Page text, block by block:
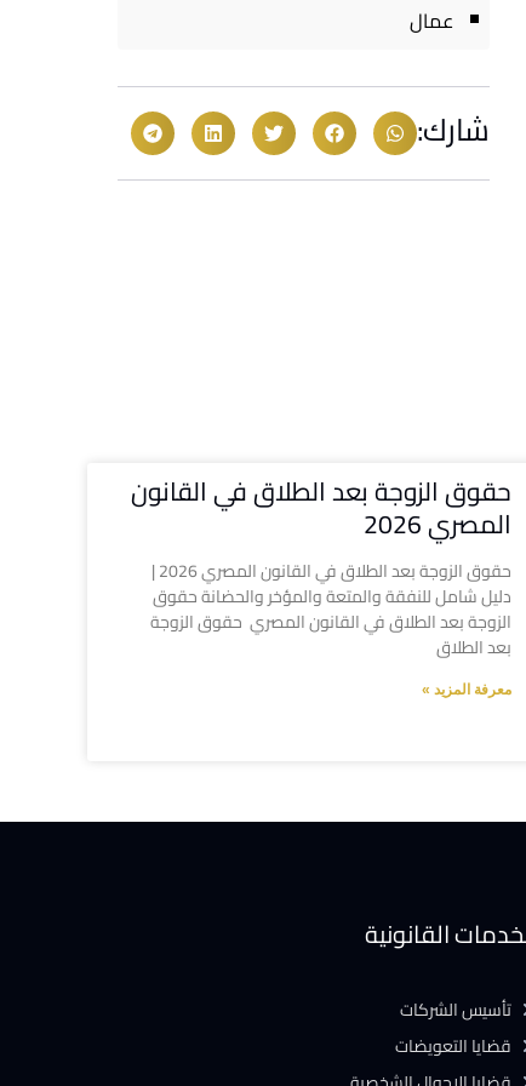
عمال
شارك:
حقوق الزوجة بعد الطلاق في القانون
المصري 2026
حقوق الزوجة بعد الطلاق في القانون المصري 2026 |
دليل شامل للنفقة والمتعة والمؤخر والحضانة حقوق
الزوجة بعد الطلاق في القانون المصري حقوق الزوجة
بعد الطلاق
معرفة المزيد »
القانونية
تأسيس الشركات
قضايا التعويضات